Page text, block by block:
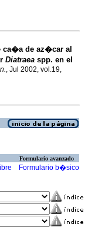
ca�a de az�car al
Diatraea spp. en el
, Jul 2002, vol.19,
Formulario avanzado
Formulario b�sico